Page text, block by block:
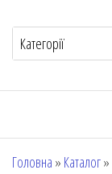
Головна » Каталог»